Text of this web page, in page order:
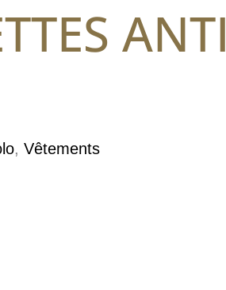
ANTI
,Vêtements